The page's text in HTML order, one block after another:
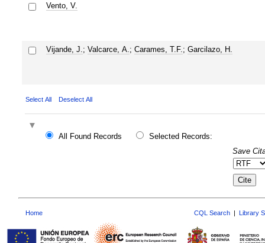
Vento, V.
Vijande, J. ; Valcarce, A. ; Carames, T.F. ; Garcilazo, H.
Select All Deselect All
All Found Records
Selected Records:
Save
Home CQL Search Library